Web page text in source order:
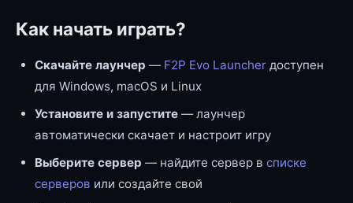
Как начать играть?
Скачайте лаунчер — F2P Evo Launcher доступен
для Windows, macOS и Linux
Установите и запустите — лаунчер
автоматически скачает и настроит игру
Выберите сервер — найдите сервер в списке
серверов или создайте свой